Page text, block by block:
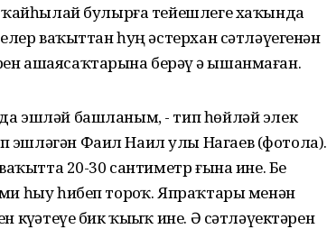
булырға тейешлеге хаҡында
ваҡыттан һуң әстерхан сәтләүегенән
ашаясаҡтарына берәү ҙә ышанмаған.
эшләй башланым, - тип һөйләй элек
Фаил Наил улы Нагаев (фотола).
20-30 сантиметр ғына ине. Беҙ
һыу һибеп торҙоҡ. Япраҡтары менән
бик ҡыҙыҡ ине. Ә сәтләүектәрен